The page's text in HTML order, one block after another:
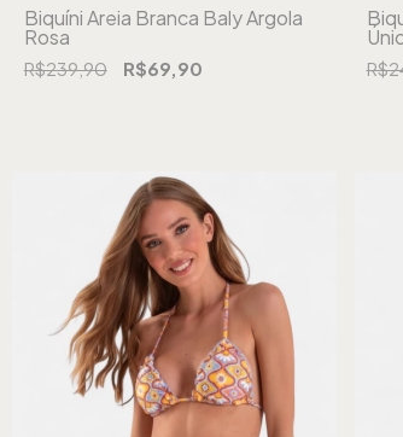
Biquíni Areia Branca Baly Argola
Rosa
R$239,90 R$69,90